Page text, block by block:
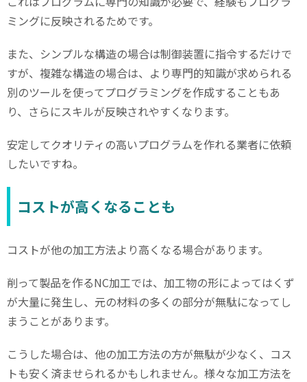
ミングに反映されるためです。
また、シンプルな構造の場合は制御装置に指令するだけで
すが、複雑な構造の場合は、より専門的知識が求められる
別のツールを使ってプログラミングを作成することもあ
り、さらにスキルが反映されやすくなります。
安定してクオリティの高いプログラムを作れる業者に依頼
したいですね。
コストが高くなることも
コストが他の加工方法より高くなる場合があります。
削って製品を作るNC加工では、加工物の形によってはくず
が大量に発生し、元の材料の多くの部分が無駄になってし
まうことがあります。
こうした場合は、他の加工方法の方が無駄が少なく、コス
トも安く済ませられるかもしれません。様々な加工方法を